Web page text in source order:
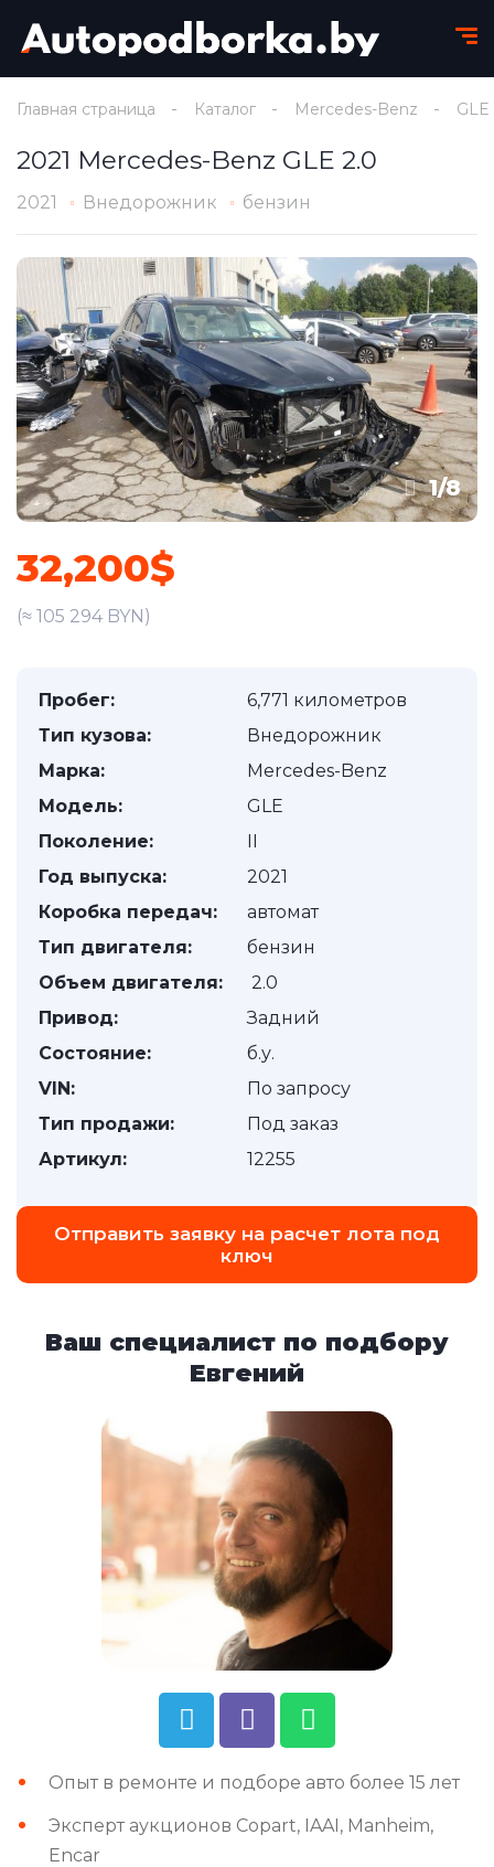
Главная страница Каталог Mercedes-Benz GLE
2021 Mercedes-Benz GLE 2.0
2021 Внедорожник бензин
1/8
32,200$
(≈ 105 294 BYN)
Пробег:
6,771 километров
Тип кузова:
Внедорожник
Марка:
Mercedes-Benz
Модель:
GLE
Поколение:
II
Год выпуска:
2021
Коробка передач:
автомат
Тип двигателя:
бензин
Объем двигателя:
2.0
Привод:
Задний
Состояние:
б.у.
VIN:
По запросу
Тип продажи:
Под заказ
Артикул:
12255
Отправить заявку на расчет лота под
ключ
Ваш специалист по подбору
Евгений
Опыт в ремонте и подборе авто более 15 лет
Эксперт аукционов Copart, IAAI, Manheim,
Encar